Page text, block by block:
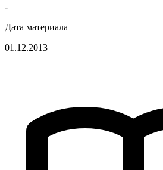
-
Дата материала
01.12.2013